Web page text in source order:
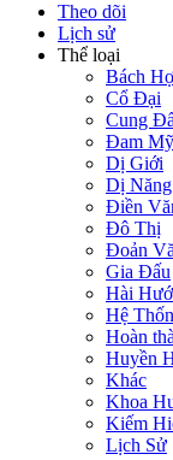
Theo dõi
Lịch sử
Thể loại
Bách
Cổ Đại
Cung
Đam Mỹ
Dị Giới
Dị Năng
Điền
Đô Thị
Đoản
Gia Đấu
Hài
Hệ
Hoàn
Huyền
Khác
Khoa
Kiếm
Lịch Sử